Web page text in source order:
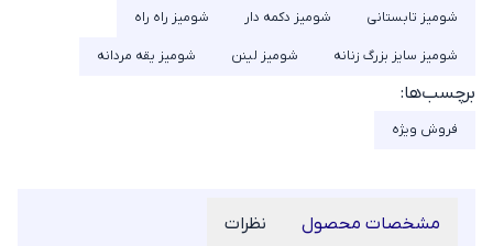
شومیز تابستانی شومیز دکمه دار شومیز راه راه
شومیز سایز بزرگ زنانه شومیز لینن شومیز یقه مردانه
برچسب‌ها:
فروش ویژه
مشخصات محصول نظرات